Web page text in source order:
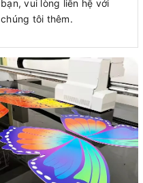
bạn, vui lòng liên hệ với
chúng tôi thêm.